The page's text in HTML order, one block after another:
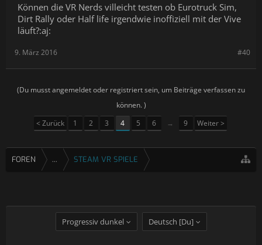
Können die VR Nerds villeicht testen ob Eurotruck Sim,
Dirt Rally oder Half life irgendwie inoffiziell mit der Vive
läuft?:aj:
#40
9. März 2016
(Du musst angemeldet oder registriert sein, um Beiträge verfassen zu
können. )
< Zurück
1 2 3 4 5 6 → 9 Weiter >
FOREN ... STEAM VR SPIELE
Progressiv dunkel Deutsch [Du]